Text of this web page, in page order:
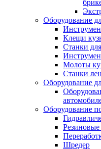
Оборудование
Клещи
Станки
Молоты
Станки
Оборудование
Оборудование
Шредер